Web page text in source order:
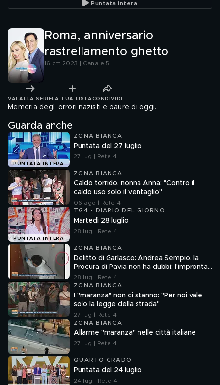
Puntata intera
Roma, anniversario
rastrellamento ghetto
16 ott 2023 | Canale 5
VAI ALLA SERIE LA TUA LISTA CONDIVIDI
Memoria degli orrori nazisti e paure di oggi.
Guarda anche
PUNTATA INTERA
ZONA BIANCA
Puntata del 27 luglio
27 lug | Rete 4
ZONA BIANCA
Caldo torrido, nonna Anna: "Contro il
caldo uso solo il ventaglio"
06 ago | Rete 4
PUNTATA INTERA
TG4 - DIARIO DEL GIORNO
Martedì 28 luglio
28 lug | Rete 4
ZONA BIANCA
Delitto di Garlasco: Andrea Sempio, la
Procura di Pavia non ha dubbi: l'impronta
33 è la pistola fumante
28 lug | Rete 4
ZONA BIANCA
I "maranza" non ci stanno: "Per noi vale
solo la legge della strada"
27 lug | Rete 4
ZONA BIANCA
Allarme "maranza" nelle città italiane
27 lug | Rete 4
QUARTO GRADO
Puntata del 24 luglio
24 lug | Rete 4